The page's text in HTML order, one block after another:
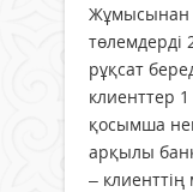
Жұмысынан
төлемдерді
рұқсат
клиенттер 1
қосымша
арқылы
– клиенттің